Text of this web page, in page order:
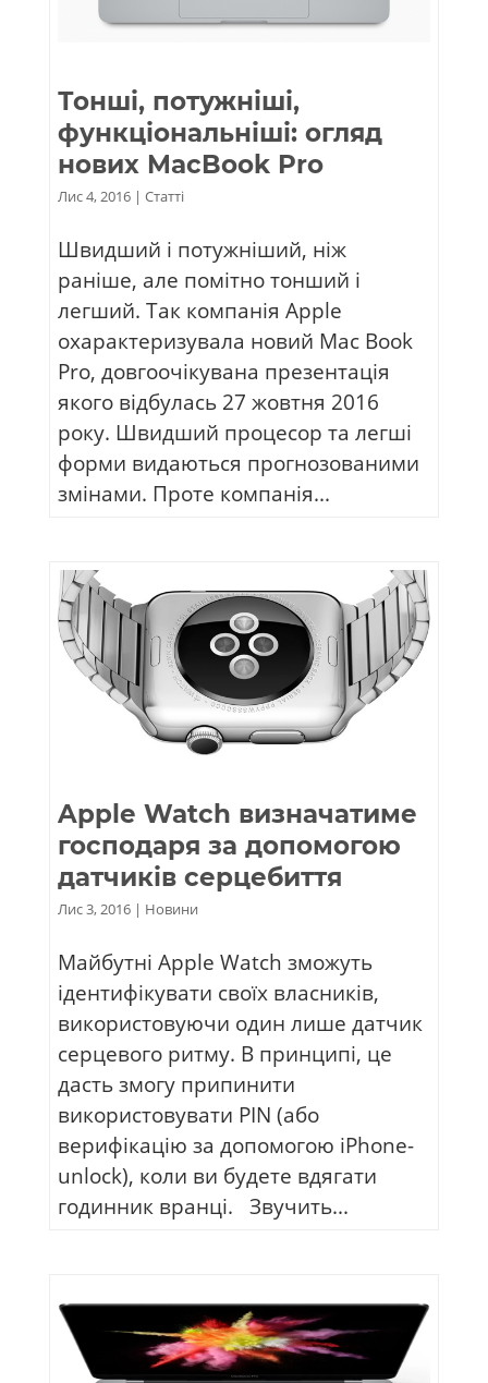
Тонші, потужніші,
функціональніші: огляд
нових MacBook Pro
Лис 4, 2016| Статті
Швидший і потужніший, ніж
раніше, але помітно тонший і
легший. Так компанія Apple
охарактеризувала новий Mac Book
Pro, довгоочікувана презентація
якого відбулась 27 жовтня 2016
року. Швидший процесор та легші
форми видаються прогнозованими
змінами. Проте компанія...
Apple Watch визначатиме
господаря за допомогою
датчиків серцебиття
Лис 3, 2016| Новини
Майбутні Apple Watch зможуть
ідентифікувати своїх власників,
використовуючи один лише датчик
серцевого ритму. В принципі, це
дасть змогу припинити
використовувати PIN (або
верифікацію за допомогою iPhone-
unlock), коли ви будете вдягати
годинник вранці. Звучить...